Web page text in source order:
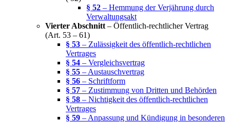
§ 52 – Hemmung der Verjährung durch
Verwaltungsakt
Vierter Abschnitt – Öffentlich-rechtlicher Vertrag
(Art. 53 – 61)
§ 53 – Zulässigkeit des öffentlich-rechtlichen
Vertrages
§ 54 – Vergleichsvertrag
§ 55 – Austauschvertrag
§ 56 – Schriftform
§ 57 – Zustimmung von Dritten und Behörden
§ 58 – Nichtigkeit des öffentlich-rechtlichen
Vertrages
§ 59 – Anpassung und Kündigung in besonderen